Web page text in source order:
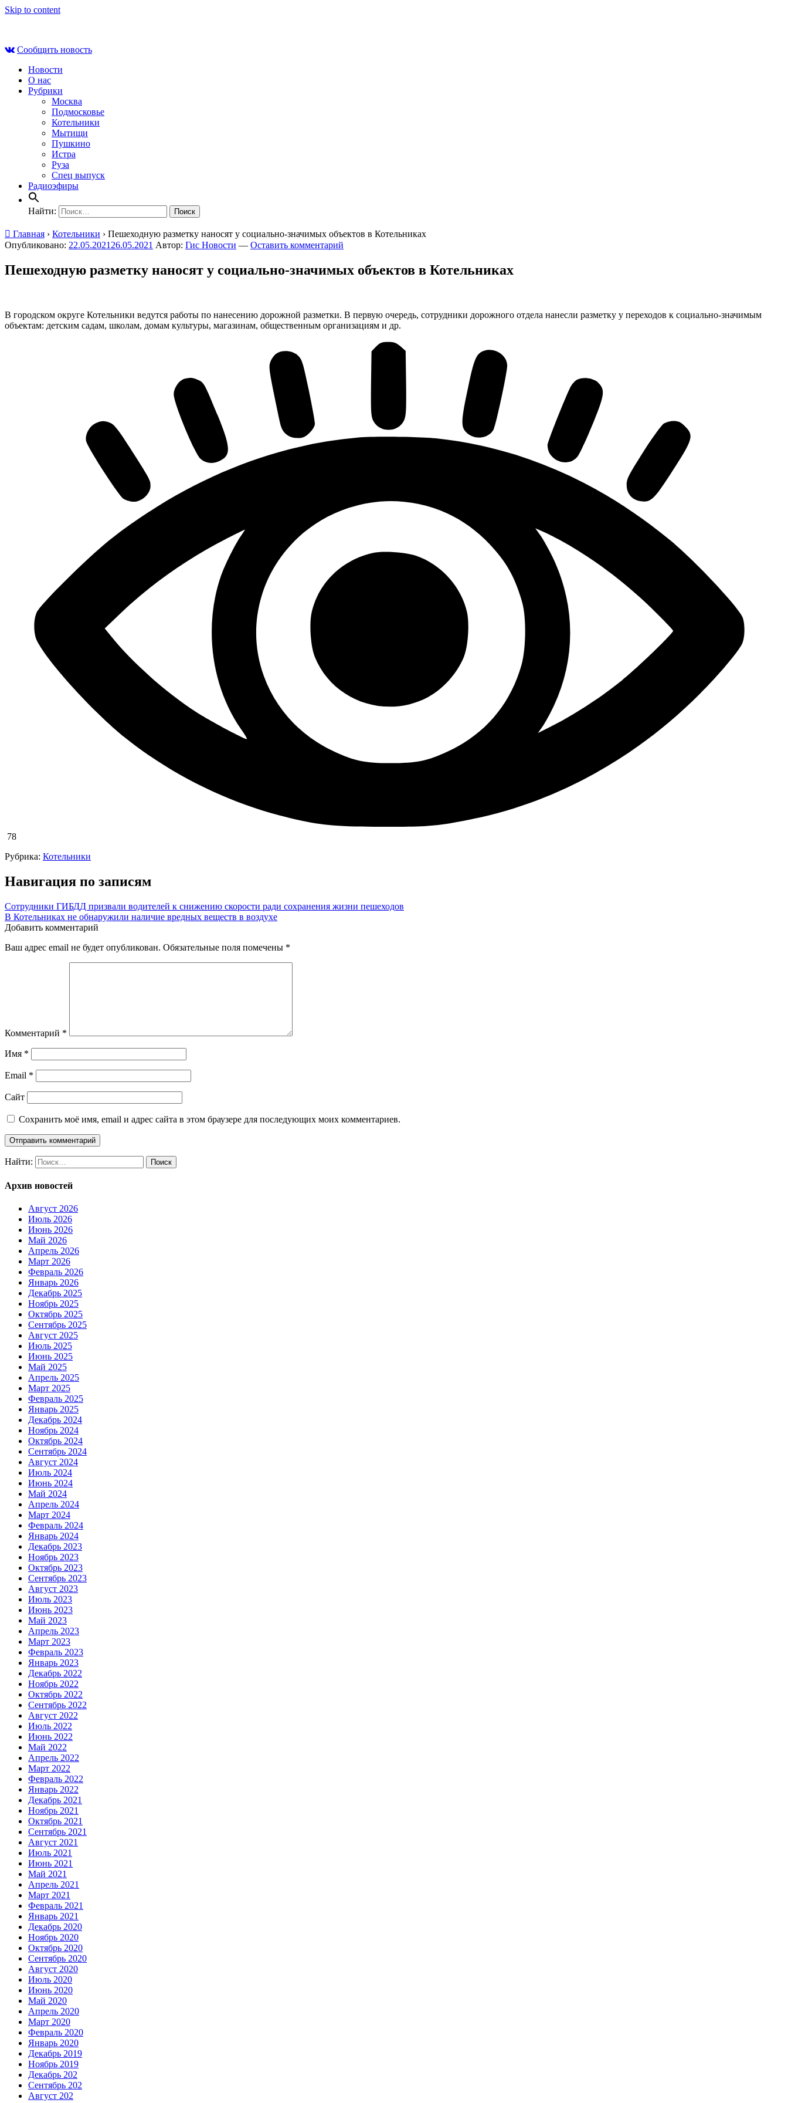
Skip to content
Сообщить новость
Новости
О нас
Рубрики
Москва
Подмосковье
Котельники
Мытищи
Пушкино
Истра
Руза
Спец выпуск
Радиоэфиры
Найти:
Главная › Котельники › Пешеходную разметку наносят у социально-значимых объектов в Котельниках
Опубликовано: 22.05.2021 26.05.2021 Автор: Гис Новости — Оставить комментарий
Пешеходную разметку наносят у социально-значимых объектов в Котельниках
В городском округе Котельники ведутся работы по нанесению дорожной разметки. В первую очередь, сотрудники дорожного отдела нанесли разметку у переходов к социально-значимым
объектам: детским садам, школам, домам культуры, магазинам, общественным организациям и др.
78
Рубрика: Котельники
Навигация по записям
Сотрудники ГИБДД призвали водителей к снижению скорости ради сохранения жизни пешеходов
В Котельниках не обнаружили наличие вредных веществ в воздухе
Добавить комментарий
Ваш адрес email не будет опубликован. Обязательные поля помечены *
Комментарий *
Имя *
Email *
Сайт
Сохранить моё имя, email и адрес сайта в этом браузере для последующих моих комментариев.
Найти:
Архив новостей
Август 2026
Июль 2026
Июнь 2026
Май 2026
Апрель 2026
Март 2026
Февраль 2026
Январь 2026
Декабрь 2025
Ноябрь 2025
Октябрь 2025
Сентябрь 2025
Август 2025
Июль 2025
Июнь 2025
Май 2025
Апрель 2025
Март 2025
Февраль 2025
Январь 2025
Декабрь 2024
Ноябрь 2024
Октябрь 2024
Сентябрь 2024
Август 2024
Июль 2024
Июнь 2024
Май 2024
Апрель 2024
Март 2024
Февраль 2024
Январь 2024
Декабрь 2023
Ноябрь 2023
Октябрь 2023
Сентябрь 2023
Август 2023
Июль 2023
Июнь 2023
Май 2023
Апрель 2023
Март 2023
Февраль 2023
Январь 2023
Декабрь 2022
Ноябрь 2022
Октябрь 2022
Сентябрь 2022
Август 2022
Июль 2022
Июнь 2022
Май 2022
Апрель 2022
Март 2022
Февраль 2022
Январь 2022
Декабрь 2021
Ноябрь 2021
Октябрь 2021
Сентябрь 2021
Август 2021
Июль 2021
Июнь 2021
Май 2021
Апрель 2021
Март 2021
Февраль 2021
Январь 2021
Декабрь 2020
Ноябрь 2020
Октябрь 2020
Сентябрь 2020
Август 2020
Июль 2020
Июнь 2020
Май 2020
Апрель 2020
Март 2020
Февраль 2020
Январь 2020
Декабрь 2019
Ноябрь 2019
Декабрь 202
Сентябрь 202
Август 202